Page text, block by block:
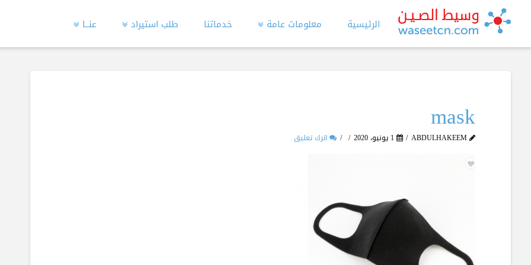
الرئيسية معلومات عامة خدماتنا طلب استيراد عنــا
mask
ABDULHAKEEM 1 يونيو، 2020 اترك تعليق